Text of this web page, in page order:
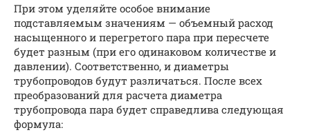
При этом уделяйте особое внимание
подставляемым значениям — объемный расход
насыщенного и перегретого пара при пересчете
будет разным (при его одинаковом количестве и
давлении). Соответственно, и диаметры
трубопроводов будут различаться. После всех
преобразований для расчета диаметра
трубопровода пара будет справедлива следующая
формула: